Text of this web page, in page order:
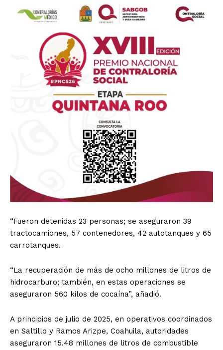
“Fueron detenidas 23 personas; se aseguraron 39
tractocamiones, 57 contenedores, 42 autotanques y 65
carrotanques.
“La recuperación de más de ocho millones de litros de
hidrocarburo; también, en estas operaciones se
aseguraron 560 kilos de cocaína”, añadió.
A principios de julio de 2025, en operativos coordinados
en Saltillo y Ramos Arizpe, Coahuila, autoridades
aseguraron 15.48 millones de litros de combustible